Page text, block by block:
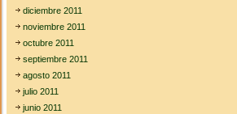
diciembre 2011
noviembre 2011
octubre 2011
septiembre 2011
agosto 2011
julio 2011
junio 2011